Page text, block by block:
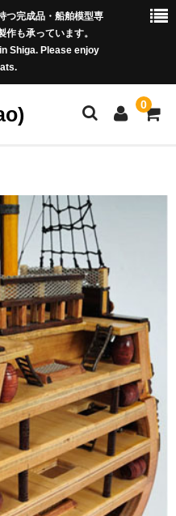
つ完成品・船舶模型専
も承っています。
Shiga. Please enjoy
0
worldwide)
Yachts)
, Speed Boats)